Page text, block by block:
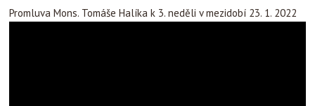
Promluva Mons. Tomáše Halíka k 3. neděli v mezidobí 23. 1. 2022